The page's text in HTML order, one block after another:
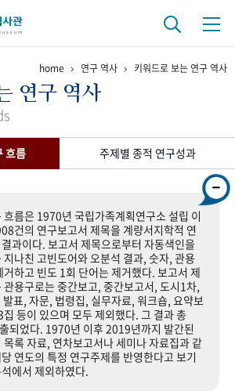
사 역대 기관장
기록물 행정박물 영상 기록물
는 50년 50+1주년 광장
home 연구 역사 키워드로 보는 연구 역사
연구 역사
흐름 주제별 종적 연구성과
흐름은 1970년 국립가족계획연구소 설립 이
건의 연구보고서 제목을 계량서지학적 연
과이다. 보고서 제목으로부터 자동색인을
나친 고빈도어와 오분석 결과, 숫자, 관용
하고 빈도 1회 단어는 제거했다. 보고서 제
관용구로는 중간보고, 중간보고서, 도시1차,
표, 자문, 법령집, 실무자료, 워크숍, 요약보
등이 있으며 모두 제외했다. 그 결과 총
되었다. 1970년 이후 2019년까지 발간된
록 자료, 연차보고서나 세미나 자료집과 같
연도의 특정 연구주제를 반영한다고 보기
에서 제외하였다.